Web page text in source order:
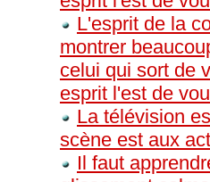
L'esprit de la
montrer
celui qui sort de
esprit l'est de
La télévision
scène est aux
Il faut